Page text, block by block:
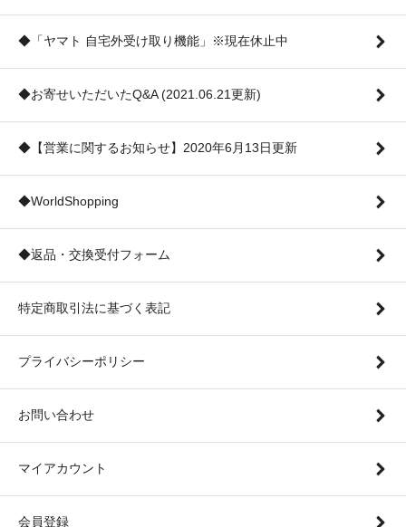
◆「ヤマト 自宅外受け取り機能」※現在休止中
◆お寄せいただいたQ&A (2021.06.21更新)
◆【営業に関するお知らせ】2020年6月13日更新
◆WorldShopping
◆返品・交換受付フォーム
特定商取引法に基づく表記
プライバシーポリシー
お問い合わせ
マイアカウント
会員登録